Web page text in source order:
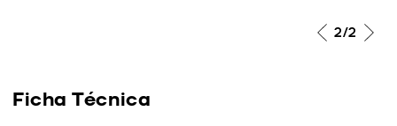
2/2
Ficha Técnica